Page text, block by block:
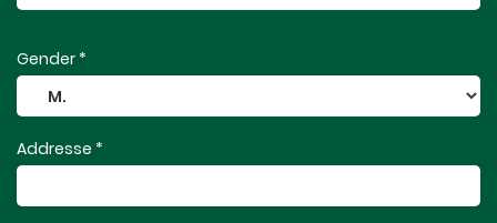
Gender *
Addresse *